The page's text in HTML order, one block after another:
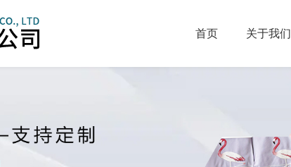
首页 关于我们